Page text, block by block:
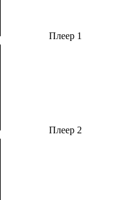
Плеер 1
Плеер 2